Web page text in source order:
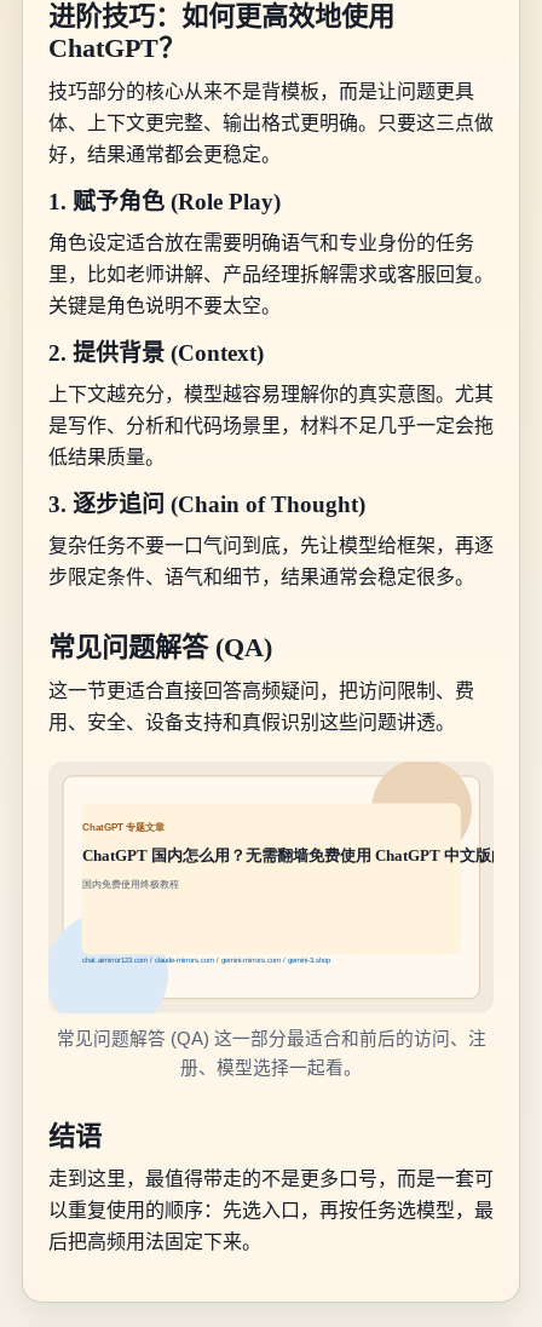
进阶技巧：如何更高效地使用
ChatGPT？
技巧部分的核心从来不是背模板，而是让问题更具
体、上下文更完整、输出格式更明确。只要这三点做
好，结果通常都会更稳定。
1. 赋予角色 (Role Play)
角色设定适合放在需要明确语气和专业身份的任务
里，比如老师讲解、产品经理拆解需求或客服回复。
关键是角色说明不要太空。
2. 提供背景 (Context)
上下文越充分，模型越容易理解你的真实意图。尤其
是写作、分析和代码场景里，材料不足几乎一定会拖
低结果质量。
3. 逐步追问 (Chain of Thought)
复杂任务不要一口气问到底，先让模型给框架，再逐
步限定条件、语气和细节，结果通常会稳定很多。
常见问题解答 (QA)
这一节更适合直接回答高频疑问，把访问限制、费
用、安全、设备支持和真假识别这些问题讲透。
常见问题解答 (QA) 这一部分最适合和前后的访问、注
册、模型选择一起看。
结语
走到这里，最值得带走的不是更多口号，而是一套可
以重复使用的顺序：先选入口，再按任务选模型，最
后把高频用法固定下来。